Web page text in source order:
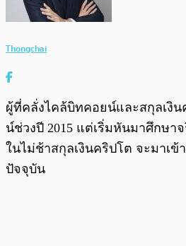
Thongchai
ผู้ที่คลั่งไคล้บิทคอยน์และสกุลเงิน
น์ช่วงปี 2015 แต่เริ่มหันมาศึกษาจ
ในไม่ช้าสกุลเงินคริปโต จะมาเข้
ปัจจุบัน